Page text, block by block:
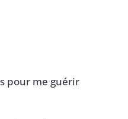
pour me guérir